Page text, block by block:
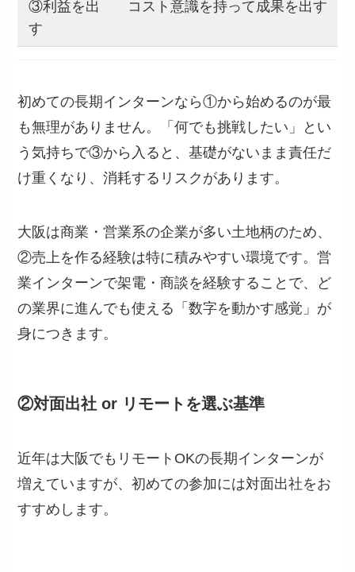
③利益を出
す
コスト意識を持って成果を出す
初めての長期インターンなら①から始めるのが最
も無理がありません。「何でも挑戦したい」とい
う気持ちで③から入ると、基礎がないまま責任だ
け重くなり、消耗するリスクがあります。
大阪は商業・営業系の企業が多い土地柄のため、
②売上を作る経験は特に積みやすい環境です。営
業インターンで架電・商談を経験することで、ど
の業界に進んでも使える「数字を動かす感覚」が
身につきます。
②対面出社 or リモートを選ぶ基準
近年は大阪でもリモートOKの長期インターンが
増えていますが、初めての参加には対面出社をお
すすめします。